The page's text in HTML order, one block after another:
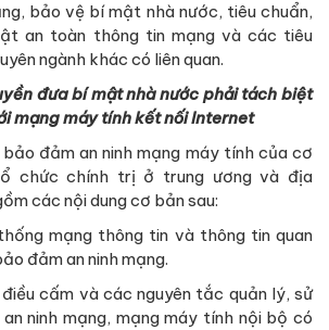
bảo vệ bí mật nhà nước, tiêu chuẩn,
an toàn thông tin mạng và các tiêu
ngành khác có liên quan.
đưa bí mật nhà nước phải tách biệt
mạng máy tính kết nối Internet
đảm an ninh mạng máy tính của cơ
chức chính trị ở trung ương và địa
các nội dung cơ bản sau:
mạng thông tin và thông tin quan
đảm an ninh mạng.
cấm và các nguyên tắc quản lý, sử
ninh mạng, mạng máy tính nội bộ có